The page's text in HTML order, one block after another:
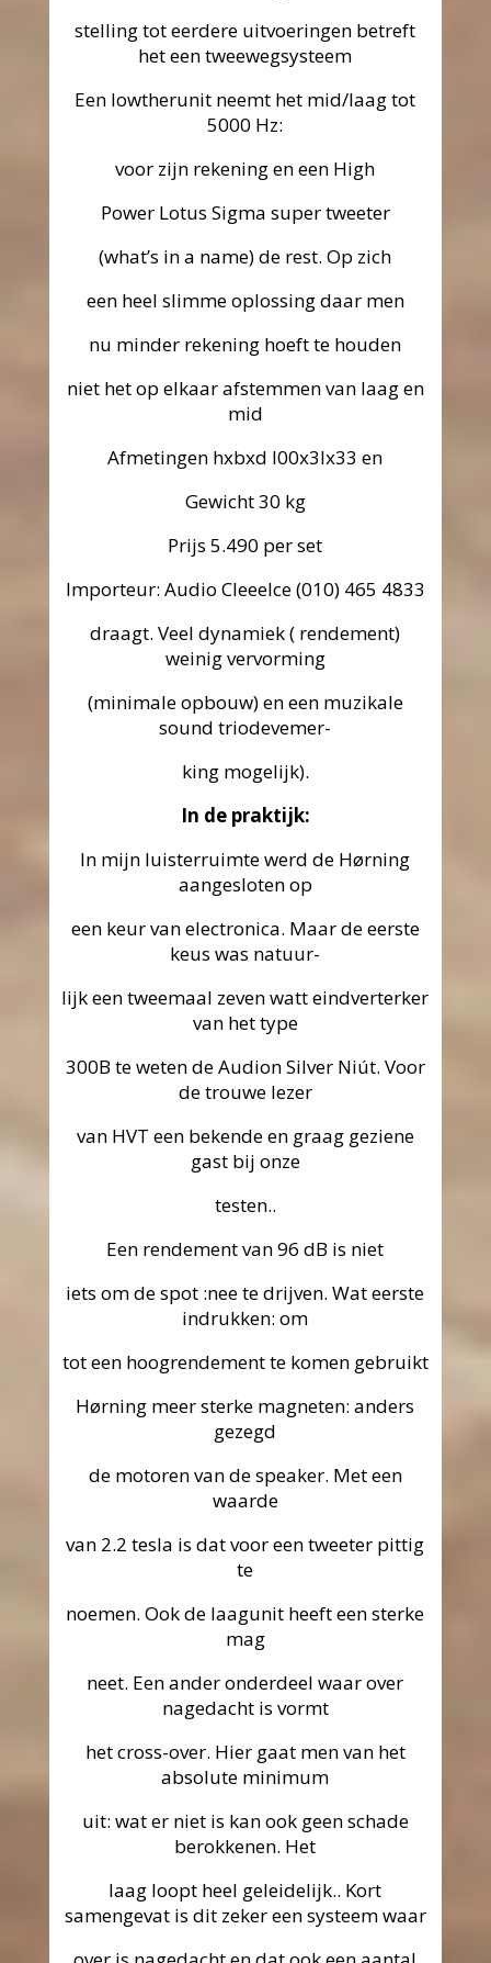
stelling tot eerdere uitvoeringen betreft
het een tweewegsysteem
Een lowtherunit neemt het mid/laag tot
5000 Hz:
voor zijn rekening en een High
Power Lotus Sigma super tweeter
(what’s in a name) de rest. Op zich
een heel slimme oplossing daar men
nu minder rekening hoeft te houden
niet het op elkaar afstemmen van laag en
mid
Afmetingen hxbxd l00x3lx33 en
Gewicht 30 kg
Prijs 5.490 per set
Importeur: Audio Cleeelce (010) 465 4833
draagt. Veel dynamiek ( rendement)
weinig vervorming
(minimale opbouw) en een muzikale
sound triodevemer-
king mogelijk).
In de praktijk:
In mijn luisterruimte werd de Hørning
aangesloten op
een keur van electronica. Maar de eerste
keus was natuur-
lijk een tweemaal zeven watt eindverterker
van het type
300B te weten de Audion Silver Niút. Voor
de trouwe lezer
van HVT een bekende en graag geziene
gast bij onze
testen..
Een rendement van 96 dB is niet
iets om de spot :nee te drijven. Wat eerste
indrukken: om
tot een hoogrendement te komen gebruikt
Hørning meer sterke magneten: anders
gezegd
de motoren van de speaker. Met een
waarde
van 2.2 tesla is dat voor een tweeter pittig
te
noemen. Ook de laagunit heeft een sterke
mag
neet. Een ander onderdeel waar over
nagedacht is vormt
het cross-over. Hier gaat men van het
absolute minimum
uit: wat er niet is kan ook geen schade
berokkenen. Het
laag loopt heel geleidelijk.. Kort
samengevat is dit zeker een systeem waar